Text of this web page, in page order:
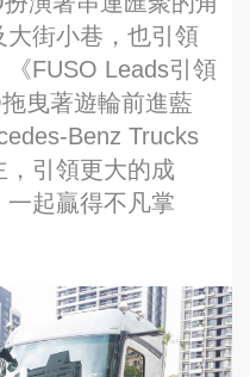
街小巷，也引領
FUSO Leads引領
曳著遊輪前進藍
Benz Trucks
引領更大的成
起贏得不凡掌